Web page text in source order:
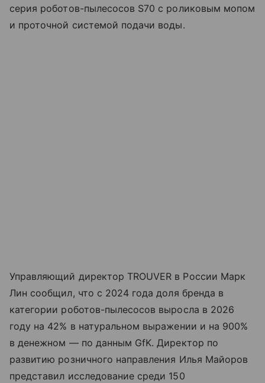
серия роботов-пылесосов S70 с роликовым мопом
и проточной системой подачи воды.
Управляющий директор TROUVER в России Марк
Лин сообщил, что с 2024 года доля бренда в
категории роботов-пылесосов выросла в 2026
году на 42% в натуральном выражении и на 900%
в денежном — по данным GfK. Директор по
развитию розничного направления Илья Майоров
представил исследование среди 150